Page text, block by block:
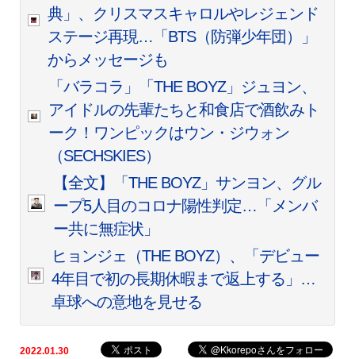
典」、クリスマスキャロルやレジェンド
ステージ再現…「BTS（防弾少年団）」
からメッセージも
「バラコラ」「THE BOYZ」ジュヨン、
アイドルの先輩たちと和食店で酒飲みト
ーク！ワンピックはウン・ジウォン
（SECHSKIES）
【全文】「THE BOYZ」サンヨン、グル
ープ5人目のコロナ陽性判定…「メンバ
ー共に無症状」
ヒョンジェ（THE BOYZ）、「デビュー
4年目で初の長期休暇まで返上する」…
卓球への意地を見せる
2022.01.30